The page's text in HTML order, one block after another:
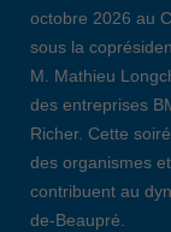
octobre 2026 au
sous la
M. Mathieu
des entreprises
Richer. Cette
des organismes
contribuent au
de-Beaupré.